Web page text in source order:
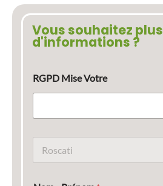
Vous souhaitez plus
d'informations ?
RGPD Mise Votre
m